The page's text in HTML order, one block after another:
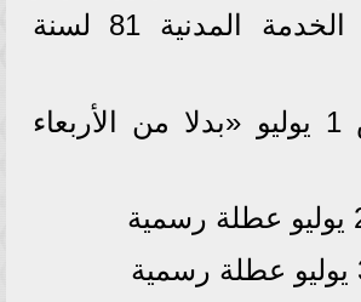
وفقا لقانون الخدمة المدنية 81 لسنة
1- الخميس 1 يوليو «بدلا من الأربعاء